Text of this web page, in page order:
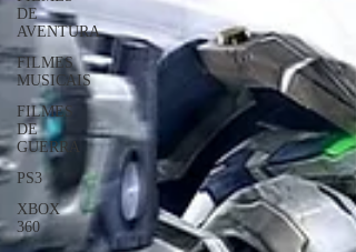
DE
AVENTURA
FILMES
MUSICAIS
FILMES
DE
GUERRA
PS3
XBOX
360